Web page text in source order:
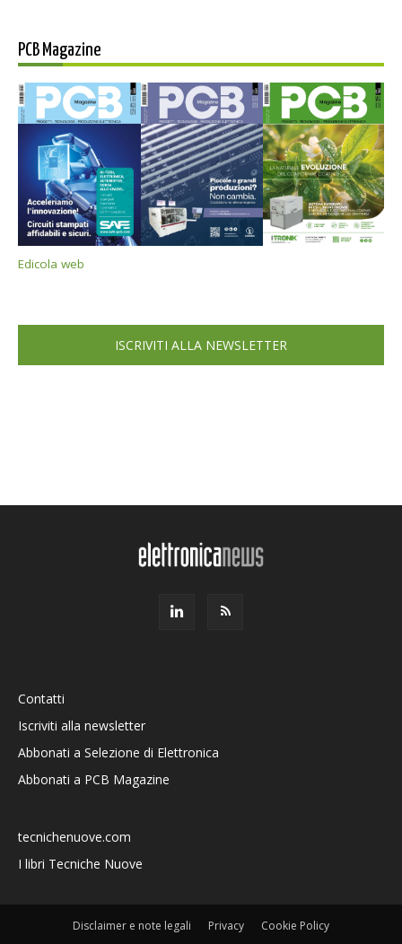
PCB Magazine
Edicola web
ISCRIVITI ALLA NEWSLETTER
Contatti
Iscriviti alla newsletter
Abbonati a Selezione di Elettronica
Abbonati a PCB Magazine
tecnichenuove.com
I libri Tecniche Nuove
Disclaimer e note legali Privacy Cookie Policy